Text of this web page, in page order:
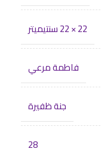
22 × 22 سنتيميتر
فاطمة مرعي
جنة ظفيرة
28